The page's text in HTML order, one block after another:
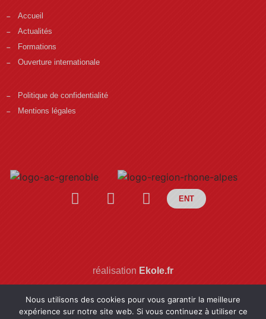
Accueil
Actualités
Formations
Ouverture internationale
Politique de confidentialité
Mentions légales
ENT
réalisation Ekole.fr
Nous utilisons des cookies pour vous garantir la meilleure
expérience sur notre site web. Si vous continuez à utiliser ce